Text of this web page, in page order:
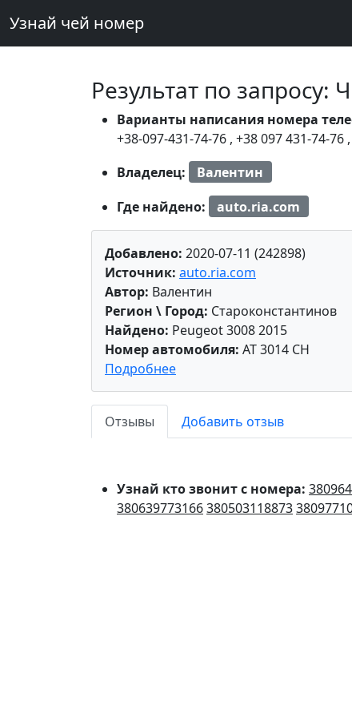
Узнай чей номер
Результат по запросу:
Варианты написания номера
+38-097-431-74-76 , +38 097 431-74-76 ,
Владелец:
Валентин
Где найдено:
auto.ria.com
Добавлено: 2020-07-11 (242898)
Источник: auto.ria.com
Автор: Валентин
Регион \ Город: Староконстантинов
Найдено: Peugeot 3008 2015
Номер автомобиля: AT 3014 CH
Подробнее
Отзывы
Добавить отзыв
Узнай кто звонит с номера:
380639773166380503118873